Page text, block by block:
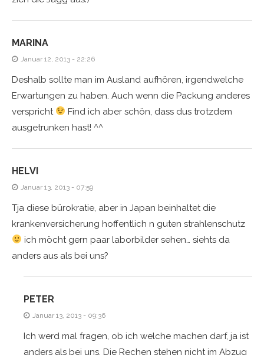
MARINA
Januar 12, 2013 - 22:26
Deshalb sollte man im Ausland aufhören, irgendwelche
Erwartungen zu haben. Auch wenn die Packung anderes
verspricht
Find ich aber schön, dass dus trotzdem
ausgetrunken hast! ^^
HELVI
Januar 13, 2013 - 07:59
Tja diese bürokratie, aber in Japan beinhaltet die
krankenversicherung hoffentlich n guten strahlenschutz
ich möcht gern paar laborbilder sehen… siehts da
anders aus als bei uns?
PETER
Januar 13, 2013 - 09:36
Ich werd mal fragen, ob ich welche machen darf, ja ist
anders als bei uns. Die Rechen stehen nicht im Abzug